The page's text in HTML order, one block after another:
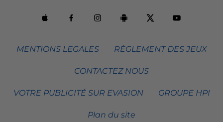
MENTIONS LEGALES RÈGLEMENT DES JEUX
CONTACTEZ NOUS
VOTRE PUBLICITÉ SUR EVASION GROUPE HPI
Plan du site